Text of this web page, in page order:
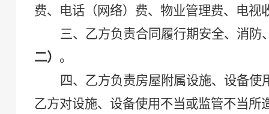
费、电话（网络）费、物业管理费、电
三、乙方负责合同履行期安全、消
二） 。
四、乙方负责房屋附属设施、设备
乙方对设施、设备使用不当或监管不当